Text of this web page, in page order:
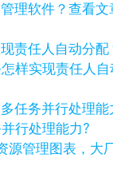
查看文
样实现责任人
行处理能力?